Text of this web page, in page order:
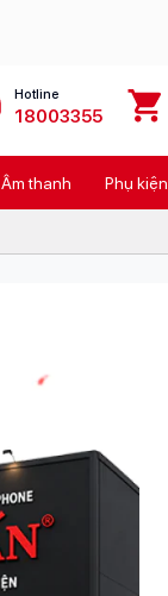
Hotline
18003355
Âm thanh Phụ kiện